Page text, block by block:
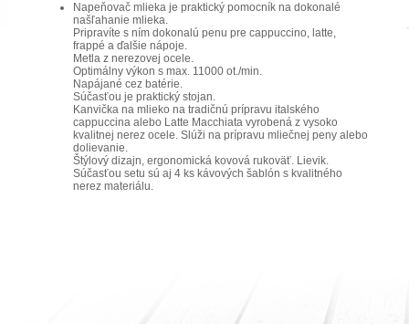
Napeňovač mlieka je praktický pomocník na dokonalé
našľahanie mlieka.
Pripravíte s ním dokonalú penu pre cappuccino, latte,
frappé a ďalšie nápoje.
Metla z nerezovej ocele.
Optimálny výkon s max. 11000 ot./min.
Napájané cez batérie.
Súčasťou je praktický stojan.
Kanvička na mlieko na tradičnú prípravu italského
cappuccina alebo Latte Macchiata vyrobená z vysoko
kvalitnej nerez ocele. Slúži na prípravu mliečnej peny alebo
dolievanie.
Štýlový dizajn, ergonomická kovová rukoväť. Lievik.
Súčasťou setu sú aj 4 ks kávových šablón s kvalitného
nerez materiálu.